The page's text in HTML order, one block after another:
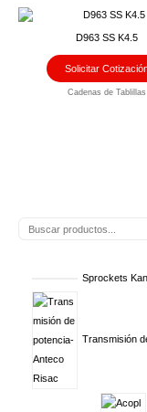
Sprockets
Transmisión
D963 SS K4.5
Solicitar
Cadenas de Tablillas